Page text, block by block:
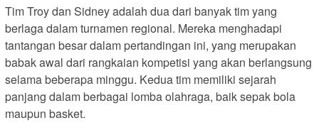
Tim Troy dan Sidney adalah dua dari banyak tim yang
berlaga dalam turnamen regional. Mereka menghadapi
tantangan besar dalam pertandingan ini, yang merupakan
babak awal dari rangkaian kompetisi yang akan berlangsung
selama beberapa minggu. Kedua tim memiliki sejarah
panjang dalam berbagai lomba olahraga, baik sepak bola
maupun basket.